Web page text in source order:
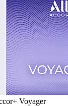
Voyager